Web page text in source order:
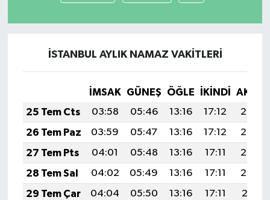
İSTANBUL AYLIK NAMAZ VAKITLERI
İMSAK GÜNEŞ ÖĞLE İKINDI
25 Tem Cts
03:58 05:46 13:16 17:12
20:35
26 Tem Paz
03:59 05:47 13:16 17:12
20:34
27 Tem Pts
04:01 05:48 13:16 17:11
20:33
28 Tem Sal
04:02 05:49 13:16 17:11
20:32
29 Tem Çar
04:04 05:50 13:16 17:11
20:31